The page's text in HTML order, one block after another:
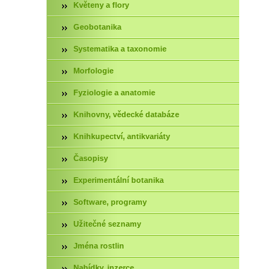
Květeny a flory
Geobotanika
Systematika a taxonomie
Morfologie
Fyziologie a anatomie
Knihovny, vědecké databáze
Knihkupectví, antikvariáty
Časopisy
Experimentální botanika
Software, programy
Užitečné seznamy
Jména rostlin